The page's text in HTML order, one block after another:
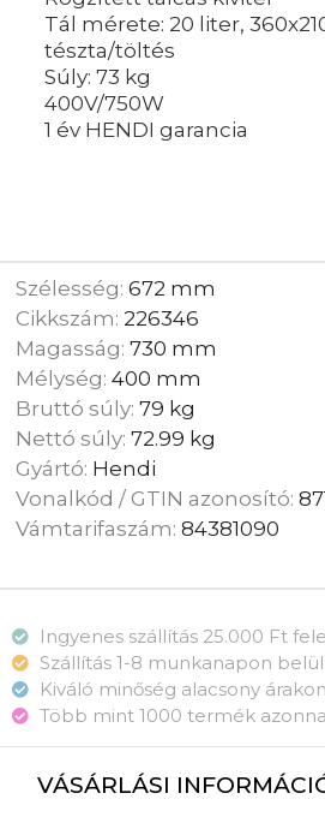
Tál mérete: 20 liter,
tészta/töltés
Súly: 73 kg
400V/750W
1 év HENDI garancia
Szélesség:672 mm
Cikkszám: 226346
Magasság:730 mm
Mélység:400 mm
Bruttó súly:79 kg
Nettó súly:72.99 kg
Gyártó: Hendi
Vonalkód / GTIN azonosító:
Vámtarifaszám:84381090
Ingyenes szállítás 25.000 Ft
Szállítás 1-8 munkanapon belül
Kiváló minőség alacsony árakon
Több mint 1000 termék
VÁSÁRLÁSI